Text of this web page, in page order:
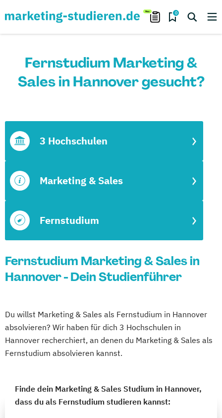
0
Fernstudium Marketing &
Sales in Hannover gesucht?
Fernstudium
Marketing & Sales
3 Hochschulen
Fernstudium Marketing & Sales in
Hannover - Dein Studienführer
Du willst Marketing & Sales als Fernstudium in Hannover
absolvieren? Wir haben für dich 3 Hochschulen in
Hannover recherchiert, an denen du Marketing & Sales als
Fernstudium absolvieren kannst.
Finde dein Marketing & Sales Studium in Hannover,
dass du als Fernstudium studieren kannst: